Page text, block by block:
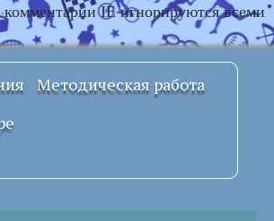
IE игнорируются всеми
Методическая работа